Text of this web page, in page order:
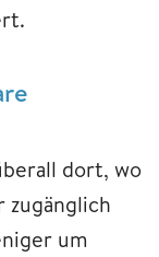
dort, wo
zugänglich
um